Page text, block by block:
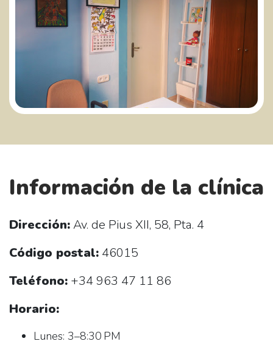
Información de la clínica
Dirección:Av. de Pius XII, 58, Pta. 4
Código postal: 46015
Teléfono: +34 963 47 11 86
Horario:
Lunes: 3–8:30 PM